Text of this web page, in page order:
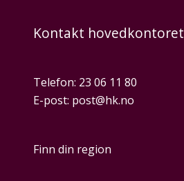
Kontakt hovedkontoret
Telefon: 23 06 11 80
E-post: post@hk.no
Finn din region